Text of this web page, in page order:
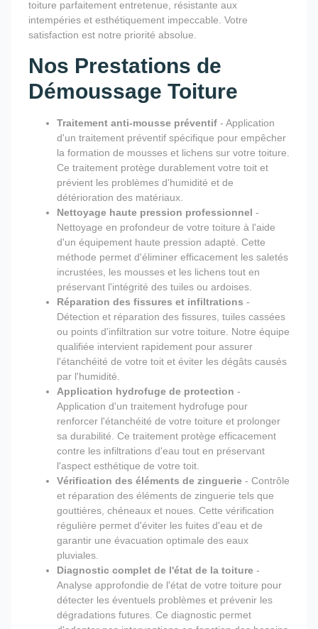
toiture parfaitement entretenue, résistante aux
intempéries et esthétiquement impeccable. Votre
satisfaction est notre priorité absolue.
Nos Prestations de
Démoussage Toiture
Traitement anti-mousse préventif - Application
d'un traitement préventif spécifique pour empêcher
la formation de mousses et lichens sur votre toiture.
Ce traitement protège durablement votre toit et
prévient les problèmes d'humidité et de
détérioration des matériaux.
Nettoyage haute pression professionnel -
Nettoyage en profondeur de votre toiture à l'aide
d'un équipement haute pression adapté. Cette
méthode permet d'éliminer efficacement les saletés
incrustées, les mousses et les lichens tout en
préservant l'intégrité des tuiles ou ardoises.
Réparation des fissures et infiltrations -
Détection et réparation des fissures, tuiles cassées
ou points d'infiltration sur votre toiture. Notre équipe
qualifiée intervient rapidement pour assurer
l'étanchéité de votre toit et éviter les dégâts causés
par l'humidité.
Application hydrofuge de protection -
Application d'un traitement hydrofuge pour
renforcer l'étanchéité de votre toiture et prolonger
sa durabilité. Ce traitement protège efficacement
contre les infiltrations d'eau tout en préservant
l'aspect esthétique de votre toit.
Vérification des éléments de zinguerie - Contrôle
et réparation des éléments de zinguerie tels que
gouttières, chéneaux et noues. Cette vérification
régulière permet d'éviter les fuites d'eau et de
garantir une évacuation optimale des eaux
pluviales.
Diagnostic complet de l'état de la toiture -
Analyse approfondie de l'état de votre toiture pour
détecter les éventuels problèmes et prévenir les
dégradations futures. Ce diagnostic permet